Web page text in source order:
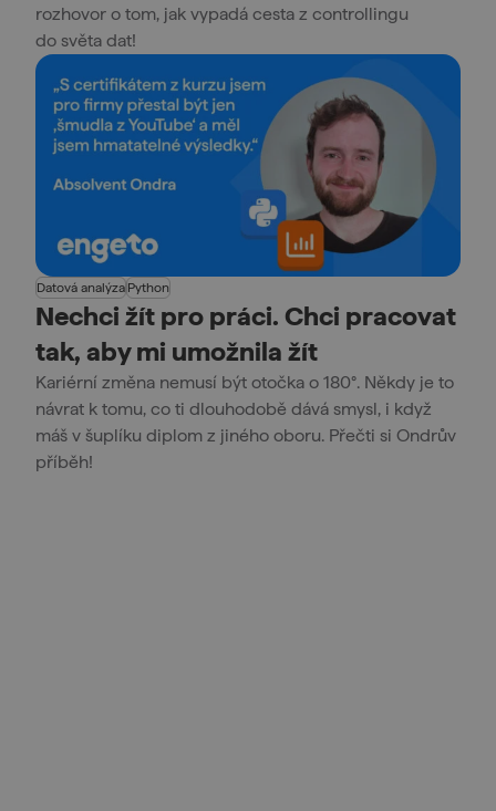
rozhovor o tom, jak vypadá cesta z controllingu
do světa dat!
Datová analýza Python
Nechci žít pro práci. Chci pracovat
tak, aby mi umožnila žít
Kariérní změna nemusí být otočka o 180°. Někdy je to
návrat k tomu, co ti dlouhodobě dává smysl, i když
máš v šuplíku diplom z jiného oboru. Přečti si Ondrův
příběh!